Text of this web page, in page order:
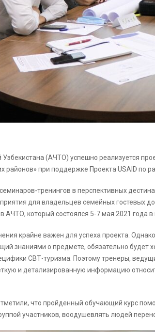
(АЧТО) успешно реализуется
при поддержке Проекта USAID по
тренингов в перспективных
для владельцев семейных гостевых
АЧТО, который состоялся 5-7 мая 2021 года
крайне важен для успеха проекта.
знаниями о предмете, обязательно будет
СВТ-туризма. Поэтому тренеры,
и детализированную информацию
что пройденный обучающий курс
участников, воодушевлять людей